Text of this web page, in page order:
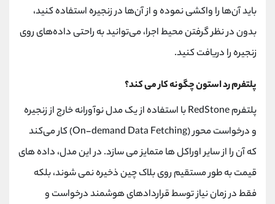
باید آن‌ها را واکشی نموده و از آن‌ها در زنجیره استفاده کنید،
بدون در نظر گرفتن محیط اجرا، می‌توانید به راحتی داده‌های روی
زنجیره را دریافت کنید.
پلتفرم رد استون چگونه کار می کند؟
پلتفرم RedStone با استفاده از یک مدل نوآورانه خارج ‌از ‌زنجیره
و درخواست ‌محور (On-demand Data Fetching) کار می‌کند
که آن را از سایر اوراکل ‌ها متمایز می ‌سازد. در این مدل، داده‌ های
قیمت به‌ طور مستقیم روی بلاک چین ذخیره نمی ‌شوند، بلکه
فقط در زمان نیاز توسط قراردادهای هوشمند درخواست و